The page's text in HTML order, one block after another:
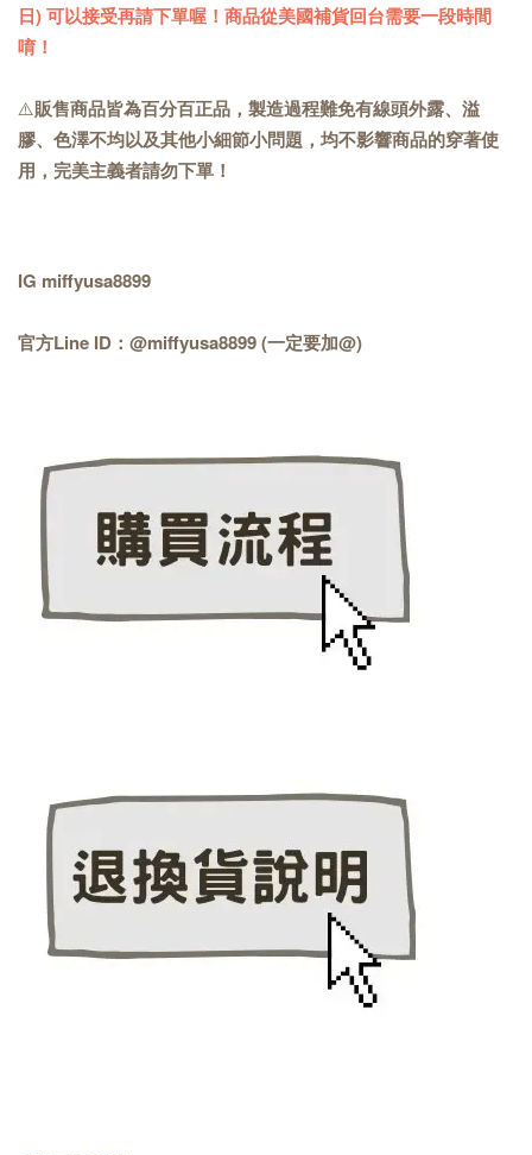
日) 可以接受再請下單喔！商品從美國補貨回台需要一段時間
唷！
⚠️販售商品皆為百分百正品，製造過程難免有線頭外露、溢
膠、色澤不均以及其他小細節小問題，均不影響商品的穿著使
用，完美主義者請勿下單！
IG miffyusa8899
官方Line ID：@miffyusa8899 (一定要加@)